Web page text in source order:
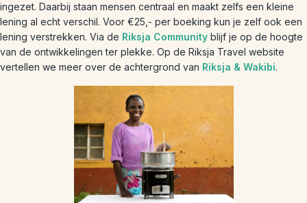
ingezet. Daarbij staan mensen centraal en maakt zelfs een kleine
lening al echt verschil. Voor €25,- per boeking kun je zelf ook een
lening verstrekken. Via de Riksja Community blijf je op de hoogte
van de ontwikkelingen ter plekke. Op de Riksja Travel website
vertellen we meer over de achtergrond van Riksja & Wakibi.